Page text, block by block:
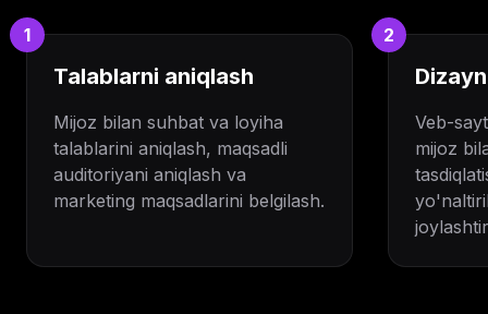
1
Talablarni aniqlash
Mijoz bilan suhbat va loyiha
talablarini aniqlash, maqsadli
auditoriyani aniqlash va
marketing maqsadlarini belgilash.
2
Dizayn
Veb-
mijoz